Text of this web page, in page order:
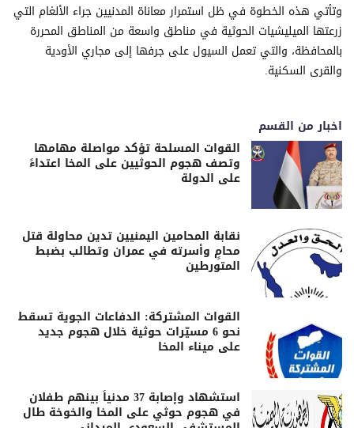
وتأتي هذه الخطوة في ظل استمرار معاناة المدنيين جراء الألغام التي
زرعتها الميليشيات الحوثية في مناطق واسعة من المناطق المحررة
بالمحافظة، والتي تعمل السيول على جرفها إلى مجاري الأودية
والقرى السكنية.
اخبار من القسم
القوات المسلحة تؤكد مواصلة مهامها
وتصف هجوم الحوثيين على المخا اعتداءً
على الدولة
نقابة المحامين اليمنيين تدين محاولة قتل
محامٍ وأسرته في عمران وتطالب بضبط
المتورطين
القوات المشتركة: الدفاعات الجوية تسقط
نحو 6 مسيّرات حوثية خلال هجوم جديد
على ميناء المخا
استشهاد وإصابة 37 مدنياً بينهم طفلان
في هجوم حوثي على المخا والخوخة طال